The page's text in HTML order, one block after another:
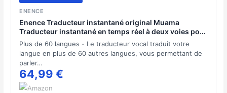
ENENCE
Enence Traducteur instantané original Muama
Traducteur instantané en temps réel à deux voies pour
plus de 60 langues avec une grande précision vocale,
appareil de traducteur vainqueur du test
Plus de 60 langues - Le traducteur vocal traduit votre
langue en plus de 60 autres langues, vous permettant de
parler…
64,99 €